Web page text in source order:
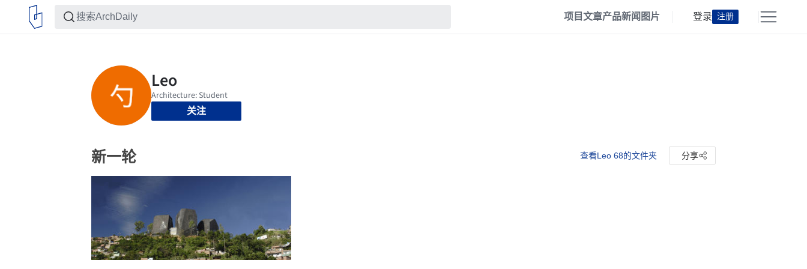
项目文章产品新闻 图片 登录 注册
关注
新一轮 查看Leo 68的文件夹 分享